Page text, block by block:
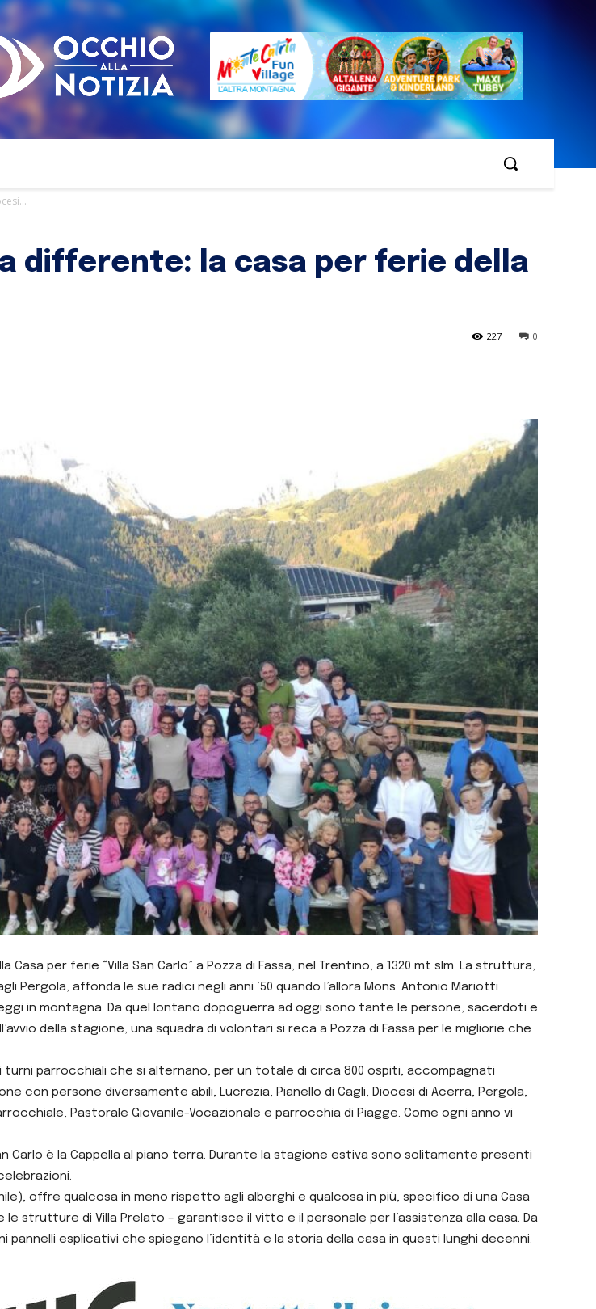
differente: la casa per ferie della
0
227
Casa per ferie “Villa San Carlo” a Pozza di Fassa, nel Trentino, a 1320 mt slm. La struttura,
Pergola, affonda le sue radici negli anni ’50 quando l’allora Mons. Antonio Mariotti
in montagna. Da quel lontano dopoguerra ad oggi sono tante le persone, sacerdoti e
della stagione, una squadra di volontari si reca a Pozza di Fassa per le migliorie che
turni parrocchiali che si alternano, per un totale di circa 800 ospiti, accompagnati
con persone diversamente abili, Lucrezia, Pianello di Cagli, Diocesi di Acerra, Pergola,
Pastorale Giovanile-Vocazionale e parrocchia di Piagge. Come ogni anno vi
Carlo è la Cappella al piano terra. Durante la stagione estiva sono solitamente presenti
offre qualcosa in meno rispetto agli alberghi e qualcosa in più, specifico di una Casa
strutture di Villa Prelato – garantisce il vitto e il personale per l’assistenza alla casa. Da
esplicativi che spiegano l’identità e la storia della casa in questi lunghi decenni.